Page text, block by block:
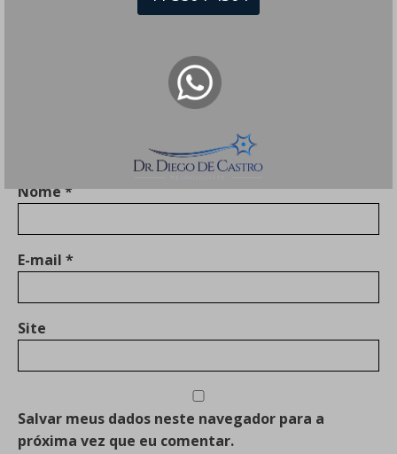
Nome*
E-mail *
Site
Salvar meus dados neste navegador para a
próxima vez que eu comentar.